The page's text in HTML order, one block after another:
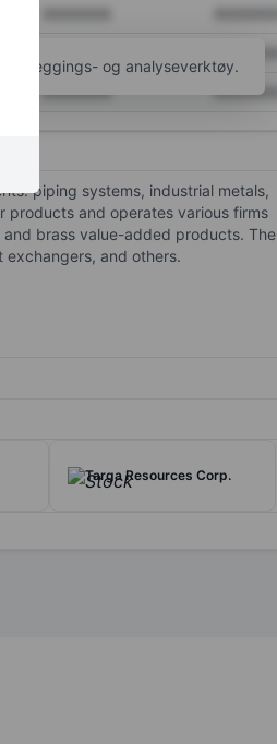
XXXXXXX XXXXXXX
og analyseverktøy.
piping systems, industrial metals,
products and operates various firms
brass value-added products. The
and others.
Targa Resources Corp.